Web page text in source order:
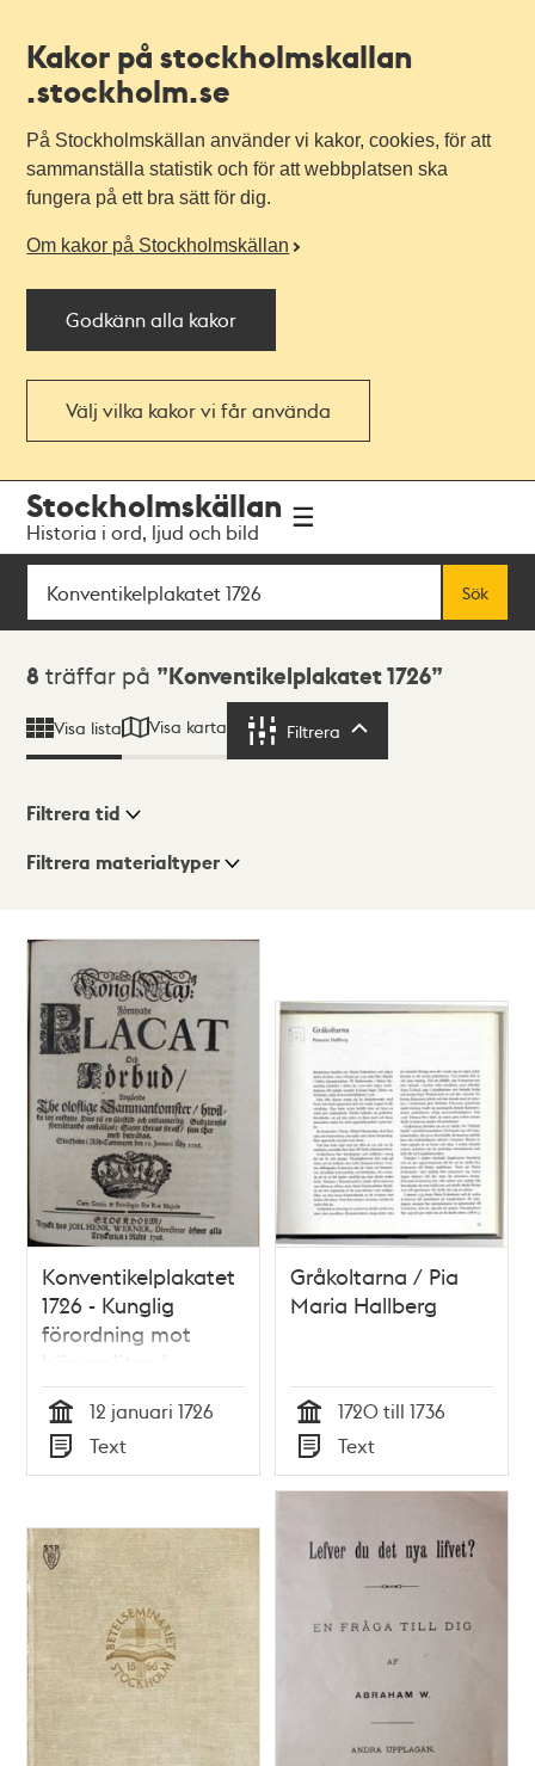
Kakor på stockholmskallan
.stockholm.se
På Stockholmskällan använder vi kakor, cookies, för att
sammanställa statistik och för att webbplatsen ska
fungera på ett bra sätt för dig.
Om kakor på Stockholmskällan
Godkänn alla kakor
Välj vilka kakor vi får använda
navigationen
huvudinnehållet
Stockholmskällan
Historia i ord, ljud och bild
Sök
Sök
Sökresultat
8 träffar på Konventikelplakatet 1726
Visa lista Visa karta Filtrera
Visningsläge
ListaKarta
Filtrera tid
Filtrera materialtyper
träffar
Konventikelplakatet
1726 - Kunglig
förordning mot
bönemöten i
hemmet
Tid
12 januari 1726
Typ
Text
Gråkoltarna / Pia
Maria Hallberg
Tid
1720 till 1736
Typ
Text